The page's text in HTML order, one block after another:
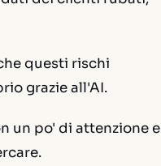
questi rischi
grazie all'AI.
un po' di attenzione e